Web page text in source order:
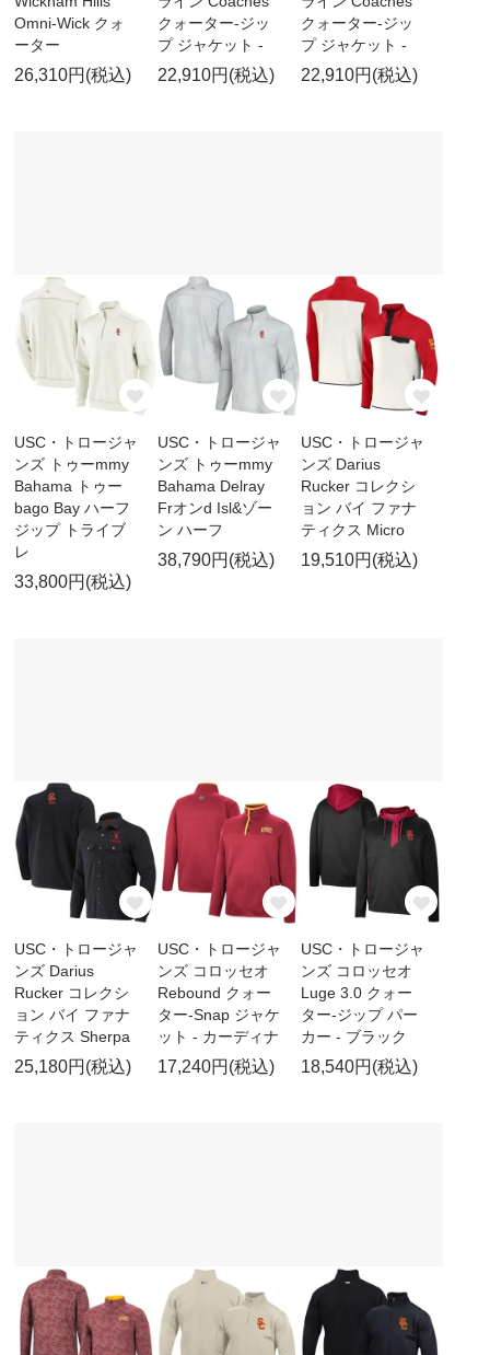
Omni-Wick クォ
ーター
26,310円(税込)
クォーター-ジッ
プ ジャケット -
22,910円(税込)
クォーター-ジッ
プ ジャケット -
22,910円(税込)
USC・トロージャ
ンズ トゥーmmy
Bahama トゥー
bago Bay ハーフ
ジップ トライブ
レ
33,800円(税込)
USC・トロージャ
ンズ トゥーmmy
Bahama Delray
Frオンd Isl&ゾー
ン ハーフ
38,790円(税込)
USC・トロージャ
ンズ Darius
Rucker コレクシ
ョン バイ ファナ
ティクス Micro
19,510円(税込)
USC・トロージャ
ンズ Darius
Rucker コレクシ
ョン バイ ファナ
ティクス Sherpa
25,180円(税込)
USC・トロージャ
ンズ コロッセオ
Rebound クォー
ター-Snap ジャケ
ット - カーディナ
17,240円(税込)
USC・トロージャ
ンズ コロッセオ
Luge 3.0 クォー
ター-ジップ パー
カー - ブラック
18,540円(税込)